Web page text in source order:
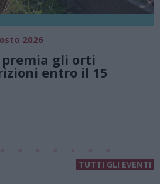
2026
premia gli orti
entro il 15
TUTTI GLI EVENTI